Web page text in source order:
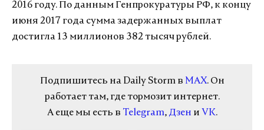
2016 году. По данным Генпрокуратуры РФ, к концу
июня 2017 года сумма задержанных выплат
достигла 13 миллионов 382 тысяч рублей.
Подпишитесь на Daily Storm в MAX. Он
работает там, где тормозит интернет.
А еще мы есть в Telegram, Дзен и VK.